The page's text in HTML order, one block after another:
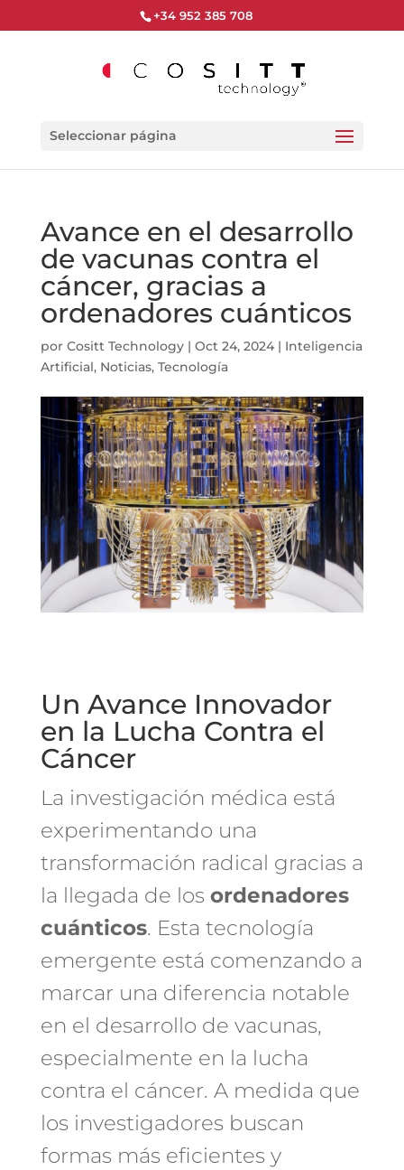
+34 952 385 708
Seleccionar página
Avance en el desarrollo
de vacunas contra el
cáncer, gracias a
ordenadores cuánticos
por Cositt Technology| Oct 24, 2024| Inteligencia
Artificial, Noticias, Tecnología
Un Avance Innovador
en la Lucha Contra el
Cáncer
La investigación médica está
experimentando una
transformación radical gracias a
la llegada de los ordenadores
cuánticos. Esta tecnología
emergente está comenzando a
marcar una diferencia notable
en el desarrollo de vacunas,
especialmente en la lucha
contra el cáncer. A medida que
los investigadores buscan
formas más eficientes y